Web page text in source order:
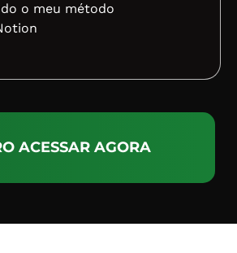
o meu método
ACESSAR AGORA